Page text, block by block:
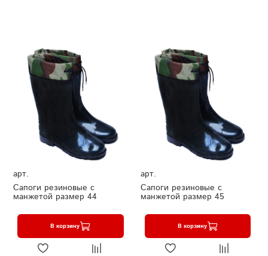
арт.
Сапоги резиновые с
манжетой размер 44
В корзину
арт.
Сапоги резиновые с
манжетой размер 45
В корзину